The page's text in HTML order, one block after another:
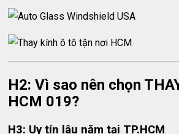
H2: Vì sao nên chọn
HCM 019?
H3: Uy tín lâu năm tại TP.HCM